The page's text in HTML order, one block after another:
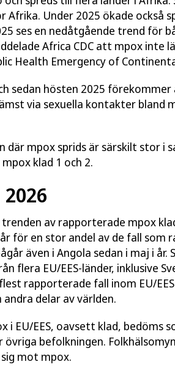
Under 2025 ökade också
ses en nedåtgående trend för
Africa CDC att mpox inte
Health Emergency of
sedan hösten 2025 förekommer
via sexuella kontakter bland
mpox sprids är särskilt stor i
klad 1 och 2.
av rapporterade mpox
för en stor andel av de fall som
även i Angola sedan i maj i år.
EU/EES-länder, inklusive
rapporterade fall inom EU/
delar av världen.
i EU/EES, oavsett klad, bedöms
befolkningen.
mot mpox.